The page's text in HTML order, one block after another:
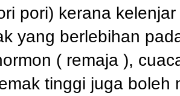
pori) kerana
yang berlebihan
( remaja ),
tinggi juga boleh